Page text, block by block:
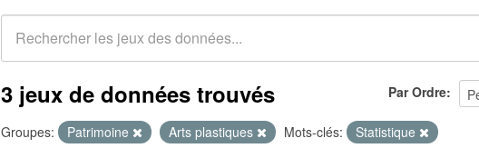
Par Ordre
3 jeux de données trouvés
Groupes: Patrimoine Arts plastiques Mots-clés: Statistique